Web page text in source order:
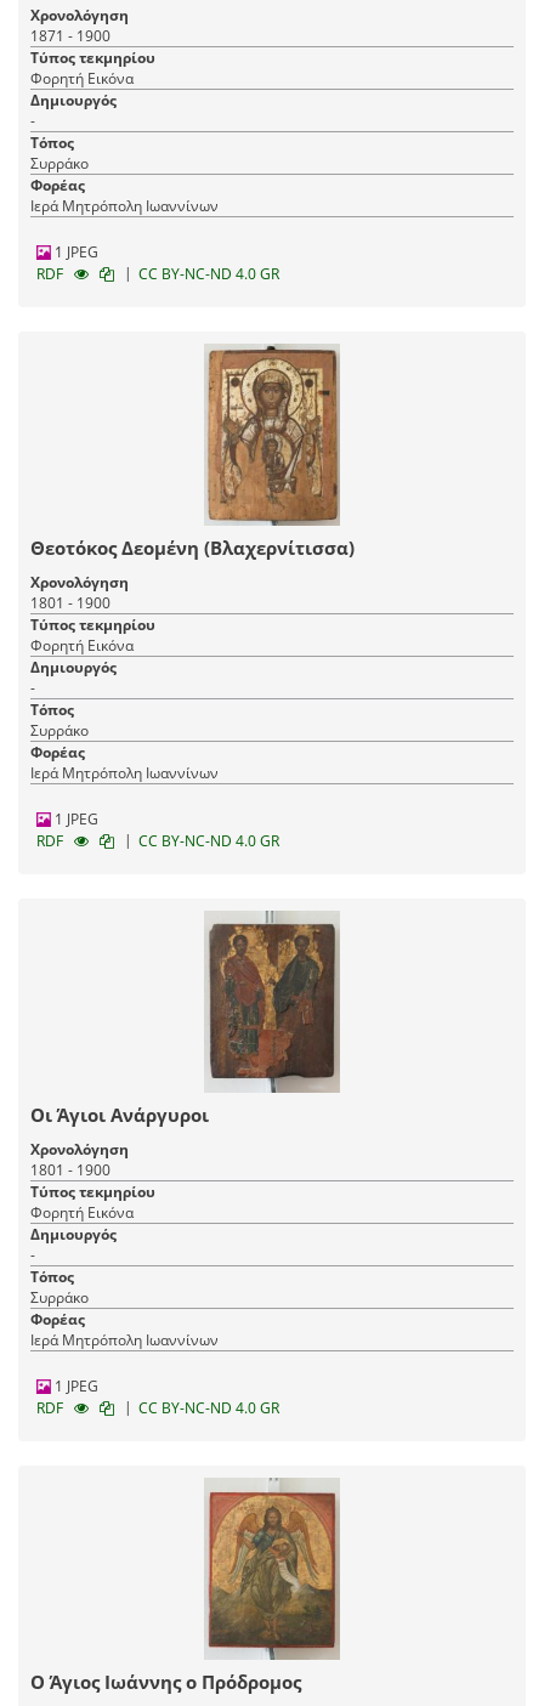
Χρονολόγηση
1871 - 1900
Τύπος τεκμηρίου
Φορητή Εικόνα
Δημιουργός
-
Τόπος
Συρράκο
Φορέας
Ιερά Μητρόπολη Ιωαννίνων
1 JPEG
RDF
| CC BY-NC-ND 4.0 GR
Θεοτόκος Δεομένη (Βλαχερνίτισσα)
Χρονολόγηση
1801 - 1900
Τύπος τεκμηρίου
Φορητή Εικόνα
Δημιουργός
-
Τόπος
Συρράκο
Φορέας
Ιερά Μητρόπολη Ιωαννίνων
1 JPEG
RDF
| CC BY-NC-ND 4.0 GR
Οι Άγιοι Ανάργυροι
Χρονολόγηση
1801 - 1900
Τύπος τεκμηρίου
Φορητή Εικόνα
Δημιουργός
-
Τόπος
Συρράκο
Φορέας
Ιερά Μητρόπολη Ιωαννίνων
1 JPEG
RDF
| CC BY-NC-ND 4.0 GR
Ο Άγιος Ιωάννης ο Πρόδρομος